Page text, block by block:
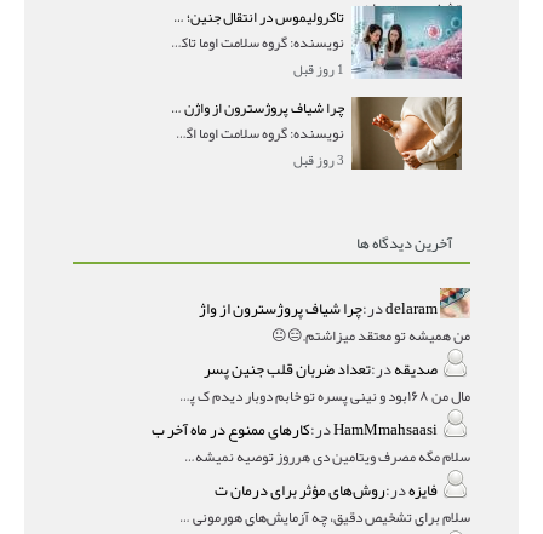
تاکرولیموس در انتقال جنین؛ آیا شانس لانه‌گزینی را افزایش می‌دهد؟
نویسنده: گروه سلامت اوما تاکرولیموس در انتقال جنین
1 روز قبل
چرا شیاف پروژسترون از واژن بیرون می‌ریزد؟ میزان جذب و زمان صحیح مصرف
نویسنده: گروه سلامت اوما اگر بعد از گذاشتن شیاف پر
3 روز قبل
آخرین دیدگاه ها
delaramدر:چرا شیاف پروژسترون از واژ
من همیشه تو معتقد میزاشتم,,😑😐
صدیقهدر:تعداد ضربان قلب جنین پسر
مال من ۱۶۸بود و نینی پسره تو خابم دوبار دیدم ک پسره
HamMmahsaasiدر:کارهای ممنوع در ماه آخر ب
سلام مگه مصرف ویتامین دی هرروز توصیه نمیشه؟درمقاله میگه
فایزهدر:روش‌های مؤثر برای درمان ت
سلام برای تشخیص دقیق، چه آزمایش‌های هورمونی و چه سونوگر